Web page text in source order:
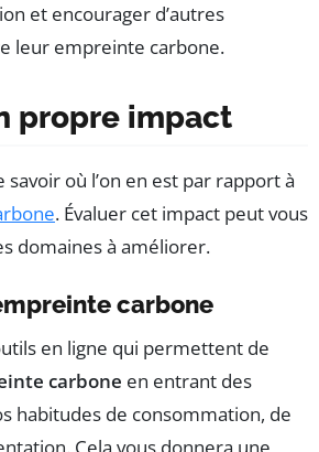
et encourager d’autres
leur empreinte carbone.
propre impact
où l’on en est par rapport à
. Évaluer cet impact peut vous
domaines à améliorer.
carbone
en ligne qui permettent de
carbone en entrant des
habitudes de consommation, de